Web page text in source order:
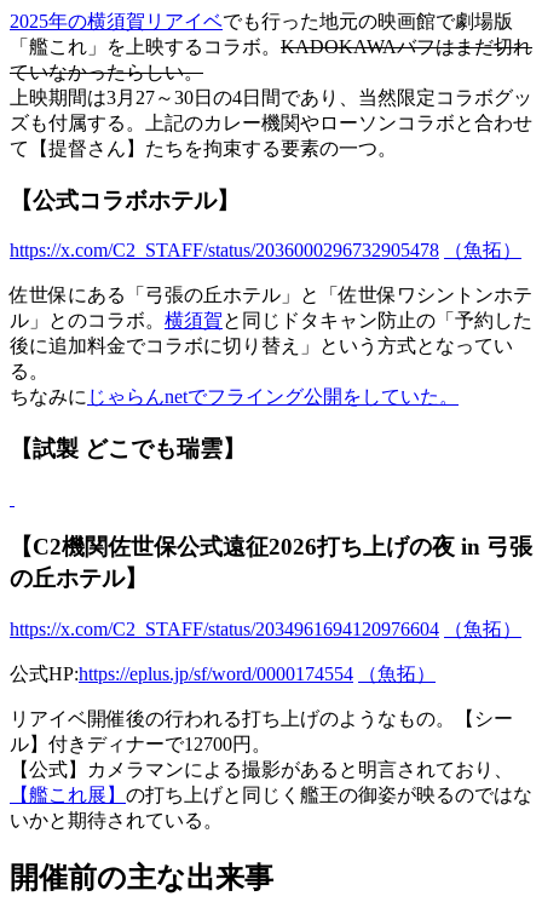
2025年の横須賀リアイベでも行った地元の映画館で劇場版
「艦これ」を上映するコラボ。 KADOKAWAバフはまだ切れ
ていなかったらしい。
上映期間は3月27～30日の4日間であり、当然限定コラボグッ
ズも付属する。上記のカレー機関やローソンコラボと合わせ
て【提督さん】たちを拘束する要素の一つ。
【公式コラボホテル】
https://x.com/C2_STAFF/status/2036000296732905478 （魚拓）
佐世保にある「弓張の丘ホテル」と「佐世保ワシントンホテ
ル」とのコラボ。 横須賀と同じドタキャン防止の「予約した
後に追加料金でコラボに切り替え」という方式となってい
る。
ちなみに じゃらんnetでフライング公開をしていた。
【試製 どこでも瑞雲】
【C2機関佐世保公式遠征2026打ち上げの夜 in 弓張
の丘ホテル】
https://x.com/C2_STAFF/status/2034961694120976604 （魚拓）
公式HP:https://eplus.jp/sf/word/0000174554 （魚拓）
リアイベ開催後の行われる打ち上げのようなもの。【シー
ル】付きディナーで12700円。
【公式】カメラマンによる撮影があると明言されており、
【艦これ展】 の打ち上げと同じく艦王の御姿が映るのではな
いかと期待されている。
開催前の主な出来事